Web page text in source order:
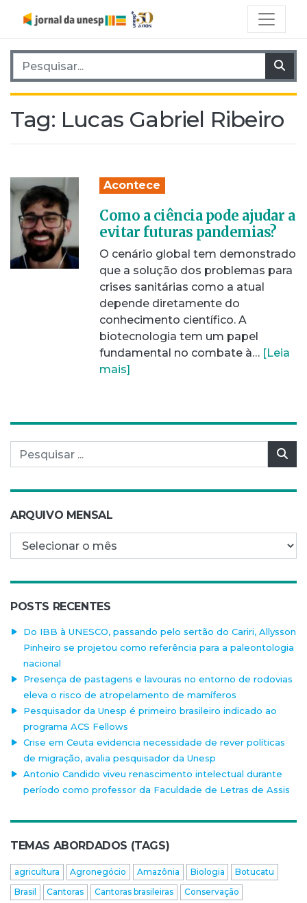
Pesquisar por:
Tag: Lucas Gabriel Ribeiro
Acontece
Como a ciência pode ajudar a
evitar futuras pandemias?
O cenário global tem demonstrado
que a solução dos problemas para
crises sanitárias como a atual
depende diretamente do
conhecimento científico. A
biotecnologia tem um papel
fundamental no combate à… [Leia
mais]
Pesquisar por:
ARQUIVO MENSAL
Arquivo mensal
POSTS RECENTES
Do IBB à UNESCO, passando pelo sertão do Cariri, Allysson
Pinheiro se projetou como referência para a paleontologia
nacional
Presença de pastagens e lavouras no entorno de rodovias
eleva o risco de atropelamento de mamíferos
Pesquisador da Unesp é primeiro brasileiro indicado ao
programa ACS Fellows
Crise em Ceuta evidencia necessidade de rever políticas
de migração, avalia pesquisador da Unesp
Antonio Candido viveu renascimento intelectual durante
período como professor da Faculdade de Letras de Assis
TEMAS ABORDADOS (TAGS)
agricultura Agronegócio Amazônia Biologia
Botucatu
Brasil
Cantoras Cantoras brasileiras
Conservação